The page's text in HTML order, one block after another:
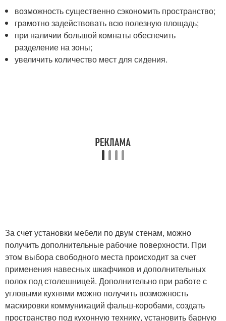
возможность существенно сэкономить пространство;
грамотно задействовать всю полезную площадь;
при наличии большой комнаты обеспечить
разделение на зоны;
увеличить количество мест для сидения.
За счет установки мебели по двум стенам, можно
получить дополнительные рабочие поверхности. При
этом выбора свободного места происходит за счет
применения навесных шкафчиков и дополнительных
полок под столешницей. Дополнительно при работе с
угловыми кухнями можно получить возможность
маскировки коммуникаций фальш-коробами, создать
пространство под кухонную технику, установить барную